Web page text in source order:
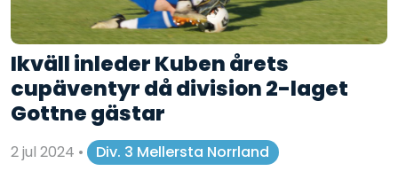
Ikväll inleder Kuben årets
cupäventyr då division 2-laget
Gottne gästar
2 jul 2024 •
Div. 3 Mellersta Norrland